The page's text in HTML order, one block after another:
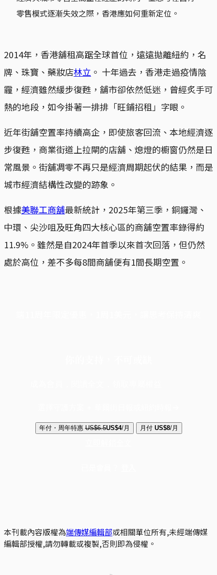
零售模式逐漸失效之際，香港應如何重新定位。
2014年，香港舖租高踞全球首位，遠遠拋離紐約，名
牌、珠寶、藥妝店林立 。 十年過去，香港走過疫情陰
霾，經濟雖然緩步復甦，舖市卻依然低迷，曾經炙手可
熱的地段，如今掛著一排排「旺鋪招租」字眼。
近年街舖空置率持續高企，即使旅客回流、本地經濟逐
步復甦，商業街道上拉閘的店舖、熄燈的櫥窗仍然是日
常風景。街舖凋零不再只是經濟周期起伏的結果，而是
城市經濟結構性改變的跡象。
根據美聯工商舖最新統計，2025年第三季，銅鑼灣、
中環、尖沙咀及旺角四大核心區的商舖空置率錄得約
11.9%。雖然是自2024年首季以來首次回落，但仍然
處於高位，差不多每8間商舖便有1間長期空置。
年付・周年特惠 US$6.5US$4/月 月付 US$8/月
本刊載內容版權為端傳媒編輯部或相關單位所有,未經端傳媒
編輯部授權,請勿轉載或複製,否則即為侵權。